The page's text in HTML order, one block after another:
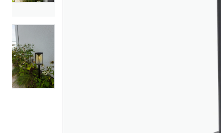
Klikk & Hent